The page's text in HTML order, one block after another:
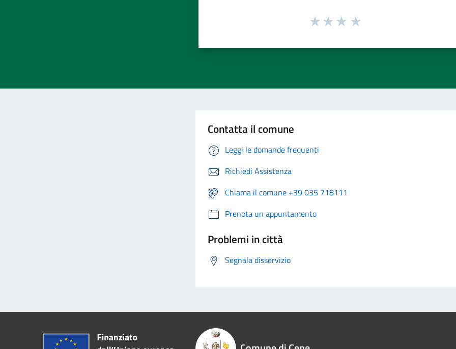
Contatta il comune
Leggi le domande frequenti
Richiedi Assistenza
Chiama il comune +39 035 718111
Prenota un appuntamento
Problemi in città
Segnala disservizio